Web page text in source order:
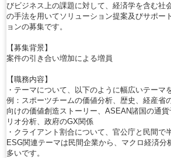
びビジネス上の課題に対して、経済学を含む社
の手法を用いてソリューション提案及びサポー
ョンの募集です。
【募集背景】
案件の引き合い増加による増員
【職務内容】
・テーマについて、以下のように幅広いテーマ
例：スポーツチームの価値分析、歴史、経産省
向けの価値創造ストーリー、ASEAN諸国の通
リオ分析、政府のGX関係
・クライアント割合について、官公庁と民間で
ESG関連テーマは民間企業から、マクロ経済分
多いです。